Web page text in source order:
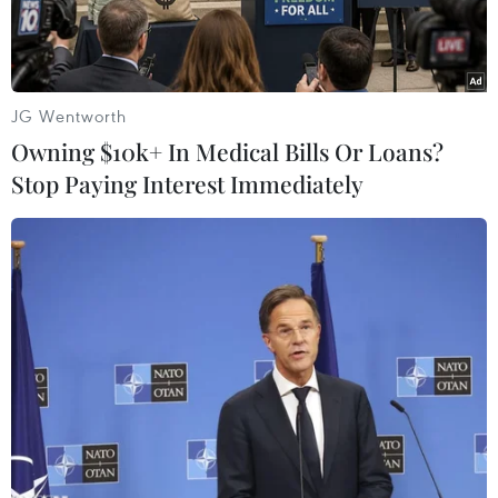
Cháu bé được cho là đã tử vong trước khi được đưa vào viện.
(Nguồn: Facebook)
Ngày 17/9, lãnh đạo phường Xuân Đỉnh (Bắc Từ
Liêm, Hà Nội) cho biết, Công an phường Xuân
JG Wentworth
Owning $10k+ In Medical Bills Or Loans?
Stop Paying Interest Immediately